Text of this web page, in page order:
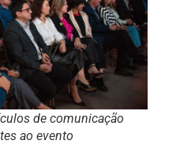
de comunicação
ao evento